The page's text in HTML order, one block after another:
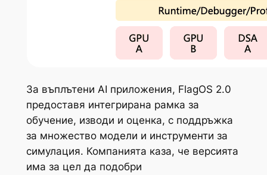
За въплътени AI приложения, FlagOS 2.0
предоставя интегрирана рамка за
обучение, изводи и оценка, с поддръжка
за множество модели и инструменти за
симулация. Компанията каза, че версията
има за цел да подобри